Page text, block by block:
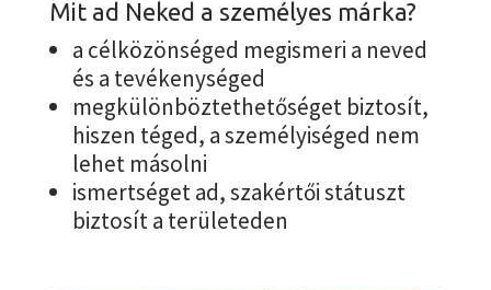
Mit ad Neked a személyes márka?
a célközönséged megismeri a neved
és a tevékenységed
megkülönböztethetőséget biztosít,
hiszen téged, a személyiséged nem
lehet másolni
ismertséget ad, szakértői státuszt
biztosít a területeden